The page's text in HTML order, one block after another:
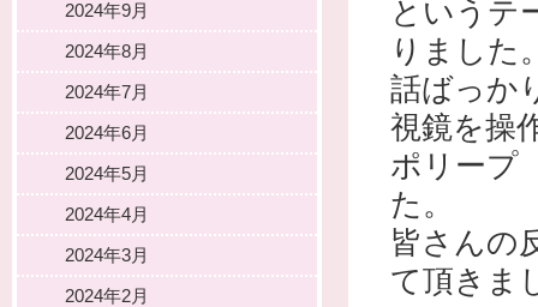
というテ
りました
話ばっか
視鏡を操
ポリープ
た。
皆さんの
て頂きま
2024年9月
2024年8月
2024年7月
2024年6月
2024年5月
2024年4月
2024年3月
2024年2月